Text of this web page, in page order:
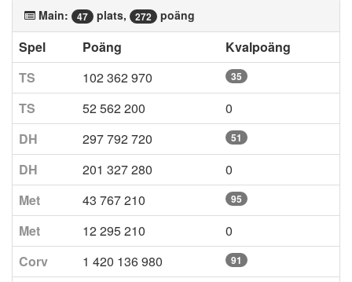
Main: 47 plats, 272 poäng
Spel Poäng
Kvalpoäng
TS
102 362 970 35
TS 52 562 200
0
DH
297 792 720 51
DH 201 327 280
0
Met
43 767 210 95
Met 12 295 210
0
Corv
1 420 136 980 91